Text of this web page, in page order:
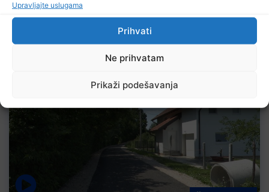
Upravljajte uslugama
Prihvati
Ne prihvatam
Prikaži podešavanja